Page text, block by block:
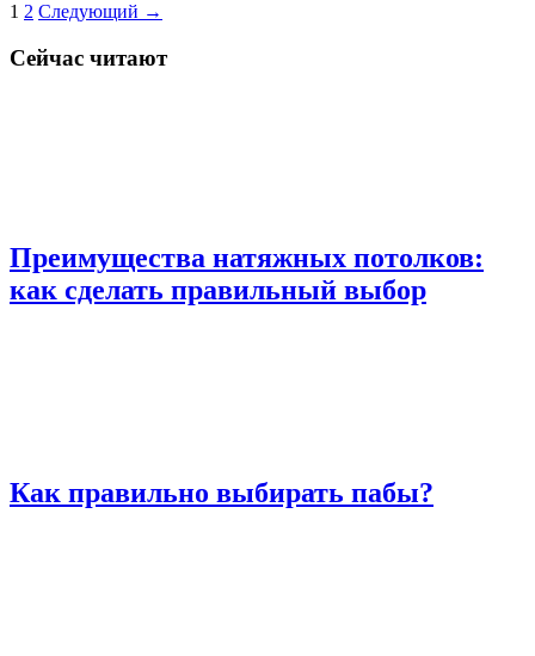
1 2 Следующий →
Сейчас читают
Преимущества натяжных потолков:
как сделать правильный выбор
Как правильно выбирать пабы?